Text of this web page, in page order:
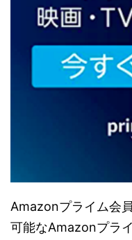
Amazonプライム会
可能なAmazonプラ